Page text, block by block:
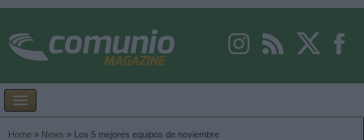
Home » News » Los 5 mejores equipos de noviembre